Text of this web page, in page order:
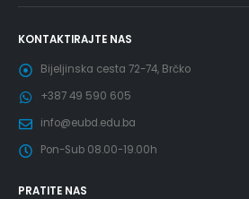
KONTAKTIRAJTE NAS
Bijeljinska cesta 72-74, Brčko
+387 49 590 605
info@eubd.edu.ba
Pon-Sub 08.00-19.00h
PRATITE NAS